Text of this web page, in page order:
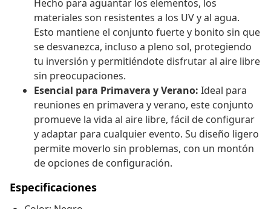
Hecho para aguantar los elementos, los
materiales son resistentes a los UV y al agua.
Esto mantiene el conjunto fuerte y bonito sin que
se desvanezca, incluso a pleno sol, protegiendo
tu inversión y permitiéndote disfrutar al aire libre
sin preocupaciones.
Esencial para Primavera y Verano: Ideal para
reuniones en primavera y verano, este conjunto
promueve la vida al aire libre, fácil de configurar
y adaptar para cualquier evento. Su diseño ligero
permite moverlo sin problemas, con un montón
de opciones de configuración.
Especificaciones